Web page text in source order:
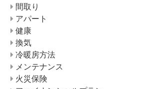
間取り
アパート
健康
換気
冷暖房方法
メンテナンス
火災保険